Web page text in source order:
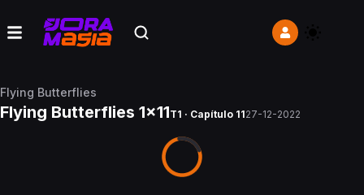
Flying Butterflies
Flying Butterflies 1x11T1 · Capítulo 1127-12-2022